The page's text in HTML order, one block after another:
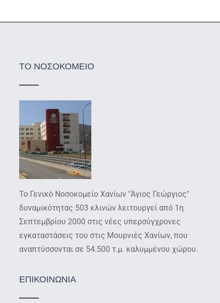
ΤΟ ΝΟΣΟΚΟΜΕΙΟ
Το Γενικό Νοσοκομείο Χανίων "Άγιος Γεώργιος"
δυναμικότητας 503 κλινών λειτουργεί από 1η
Σεπτεμβρίου 2000 στις νέες υπερσύγχρονες
εγκαταστάσεις του στις Μουρνιές Χανίων, που
αναπτύσσονται σε 54.500 τ.μ. καλυμμένου χώρου.
ΕΠΙΚΟΙΝΩΝΙΑ